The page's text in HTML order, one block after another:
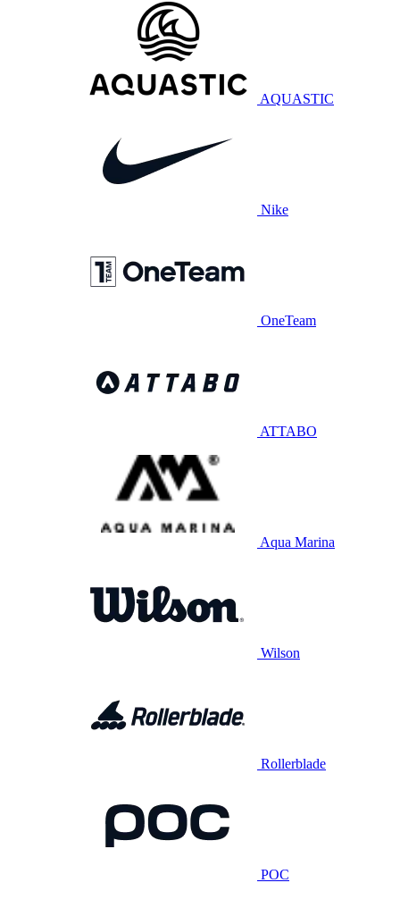
AQUASTIC
Nike
OneTeam
ATTABO
Aqua Marina
Wilson
Rollerblade
POC